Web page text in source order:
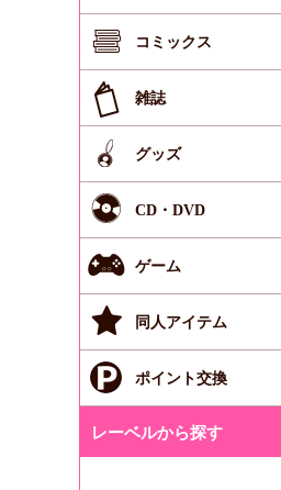
コミックス
雑誌
グッズ
CD・DVD
ゲーム
同人アイテム
ポイント交換
レーベルから探す